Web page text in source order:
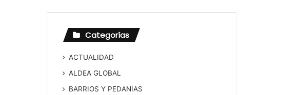
Categorías
ACTUALIDAD
ALDEA GLOBAL
BARRIOS Y PEDANIAS